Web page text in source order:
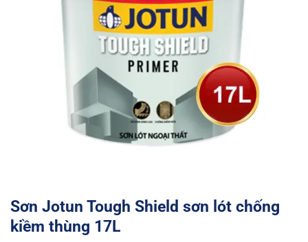
Sơn Jotun Tough Shield sơn lót chống
kiềm thùng 17L